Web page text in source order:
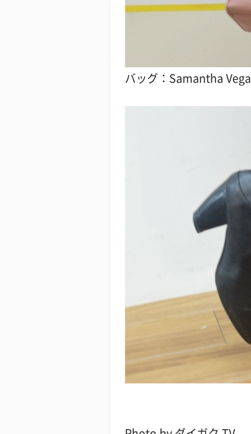
バッグ：Samantha Vega